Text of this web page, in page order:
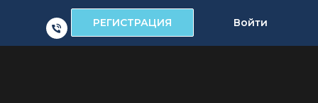
РЕГИСТРАЦИЯ Войти